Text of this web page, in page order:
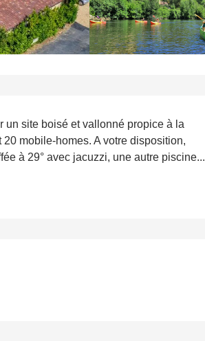
un site boisé et vallonné propice à la
mobile-homes. A votre disposition,
à 29° avec jacuzzi, une autre piscine...